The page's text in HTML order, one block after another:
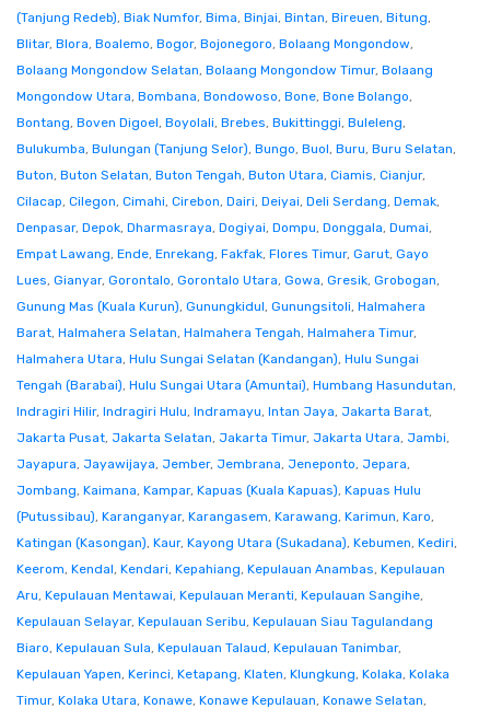
(Tanjung Redeb), Biak Numfor, Bima, Binjai, Bintan, Bireuen, Bitung,
Blitar, Blora, Boalemo, Bogor, Bojonegoro, Bolaang Mongondow,
Bolaang Mongondow Selatan, Bolaang Mongondow Timur, Bolaang
Mongondow Utara, Bombana, Bondowoso, Bone, Bone Bolango,
Bontang, Boven Digoel, Boyolali, Brebes, Bukittinggi, Buleleng,
Bulukumba, Bulungan (Tanjung Selor), Bungo, Buol, Buru, Buru Selatan,
Buton, Buton Selatan, Buton Tengah, Buton Utara, Ciamis, Cianjur,
Cilacap, Cilegon, Cimahi, Cirebon, Dairi, Deiyai, Deli Serdang, Demak,
Denpasar, Depok, Dharmasraya, Dogiyai, Dompu, Donggala, Dumai,
Empat Lawang, Ende, Enrekang, Fakfak, Flores Timur, Garut, Gayo
Lues, Gianyar, Gorontalo, Gorontalo Utara, Gowa, Gresik, Grobogan,
Gunung Mas (Kuala Kurun), Gunungkidul, Gunungsitoli, Halmahera
Barat, Halmahera Selatan, Halmahera Tengah, Halmahera Timur,
Halmahera Utara, Hulu Sungai Selatan (Kandangan), Hulu Sungai
Tengah (Barabai), Hulu Sungai Utara (Amuntai), Humbang Hasundutan,
Indragiri Hilir, Indragiri Hulu, Indramayu, Intan Jaya, Jakarta Barat,
Jakarta Pusat, Jakarta Selatan, Jakarta Timur, Jakarta Utara, Jambi,
Jayapura, Jayawijaya, Jember, Jembrana, Jeneponto, Jepara,
Jombang, Kaimana, Kampar, Kapuas (Kuala Kapuas), Kapuas Hulu
(Putussibau), Karanganyar, Karangasem, Karawang, Karimun, Karo,
Katingan (Kasongan), Kaur, Kayong Utara (Sukadana), Kebumen, Kediri,
Keerom, Kendal, Kendari, Kepahiang, Kepulauan Anambas, Kepulauan
Aru, Kepulauan Mentawai, Kepulauan Meranti, Kepulauan Sangihe,
Kepulauan Selayar, Kepulauan Seribu, Kepulauan Siau Tagulandang
Biaro, Kepulauan Sula, Kepulauan Talaud, Kepulauan Tanimbar,
Kepulauan Yapen, Kerinci, Ketapang, Klaten, Klungkung, Kolaka, Kolaka
Timur, Kolaka Utara, Konawe, Konawe Kepulauan, Konawe Selatan,